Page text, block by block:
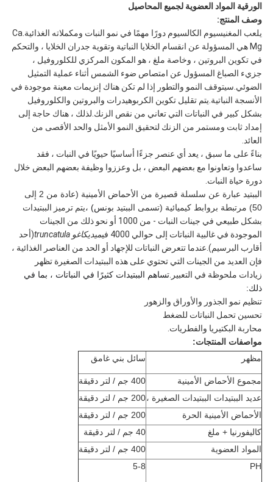
الورقية المواد العضوية لجميع المحاصيل
وصف المنتج:
يلعب المغنيسيوم الكالسيوم دورًا مهمًا في نمو النبات ومكملاته الغذائية.Ca
Mg هي المسؤولة عن انقسام الخلايا النباتية وتقوية جدران الخلايا ، والتحكم
في تكوين البروتين ، وخاصة ملغ ، هو المكون المركزي للكلوروفيل ،
جزيء الصباغ المسؤول عن امتصاص ضوء الشمس أثناء عملية التمثيل
الضوئي.سيتوقف النمو والتطور إذا لم تكن هناك إنزيمات معينة موجودة في
الأنسجة النباتية.يتم تقليل تكوين الكربوهيدرات والبروتين والكلوروفيل
بشكل كبير في النباتات التي تعاني من نقص الزنك.لذلك ، هناك حاجة إلى
إمداد ثابت ومستمر من الزنك لتحقيق النمو الأمثل والحد الأقصى من
العائد.
بناءً على ما سبق ، يعد أي عنصر جزءًا أساسيًا حيويًا في النبات ، فقد
ساعدوا وتعاونوا مع بعضهم البعض ، بل وعززوا وظيفة بعضهم البعض خلال
دورة حياة النبات.
الببتيد عبارة عن سلسلة قصيرة من الأحماض الأمينية (عادة من 2 إلى
50) مرتبطة بروابط كيميائية (تسمى الببتيد بون
س) ،يتم ترميز الببتيدات
بشكل طبيعي في جينات النبات - من 1000 أو نحو ذلك من الجينات
الموجودة في غالبية النباتات إلى حوالي 4000 في
ميديكاغو truncatula
(أحد
أقارب البرسيم).عندما تتعرض النباتات للإجهاد أو الحد من العناصر الغذائية ،
فإن العديد من الجينات التي تحتوي على هذه الببتيدات الصغيرة تظهر
زيادات ملحوظة في التعبير.تساهم الببتيدات كثيرًا في النباتات ، بما في
ذلك:
تنظيم نمو الجذور والأوراق والزهور
تحسين تحمل النباتات للضغط
محاربة البكتيريا والفطريات.
مواصفات المنتجات:
مظهر
سائل بني غامق
مجموع الأحماض الأمينية
400 جم / لتر دقيقة
عديد الببتيدات الببتيدات الصغيرة ،200 جم / لتر دقيقة
الأحماض الأمينية الحرة
200 جم / لتر دقيقة
كاليفورنيا + ملغ
40 جم / لتر دقيقة
المواد العضوية
400 جم / لتر دقيقة
PH
5-8